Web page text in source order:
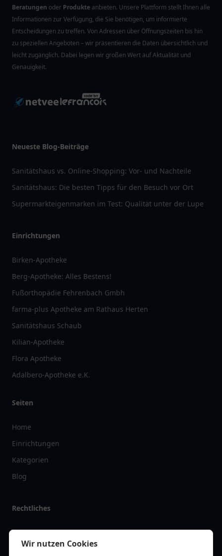
Beratungen oder Produkte anbieten. Unsere Plattform stellt Ihnen alle
Informationen zur Verfügung, die Sie benötigen, um informierte
Entscheidungen zu treffen. Von Adressen über Öffnungszeiten bis hin
zu speziellen Angeboten – wir präsentieren die Daten übersichtlich und
leicht zugänglich. Dabei legen wir großen Wert auf Aktualität und
Genauigkeit.
Neueste Blog-Beiträge
Sanitätshaus vs. Online-Shopping: Vor- und Nachteile
Sanitätshaus: Die besten Tipps für den Besuch vor Ort
Supermarkteigenmarken im Test: Qualität unter der Lupe
Einrichtungen
Birken-Apotheke
Berg-Apotheke: Alles Bestens!
Fußorthopädie Fehrenbach Gmbh
farma-plus Apotheke am Rathaus Herten
Sanitätshaus Schaub
Kilian-Apotheke
Flora Apotheke
Adalbero-Apotheke e.K.
Seiten
Home
Einrichtungen
Kategorien
Blog
Rechtliches
Impressum
Datenschutz
Wir nutzen Cookies